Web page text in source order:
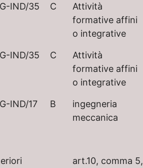
IND/35 C
Attività
formative affini
o integrative
IND/35 C
Attività
formative affini
o integrative
IND/17 B
ingegneria
meccanica
art.10, comma 5,